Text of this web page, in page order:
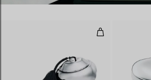
Scatola a zucca